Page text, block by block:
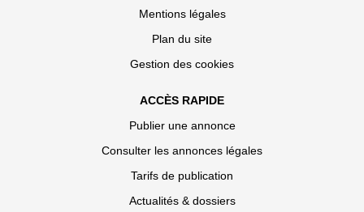
Mentions légales
Plan du site
Gestion des cookies
ACCÈS RAPIDE
Publier une annonce
Consulter les annonces légales
Tarifs de publication
Actualités & dossiers